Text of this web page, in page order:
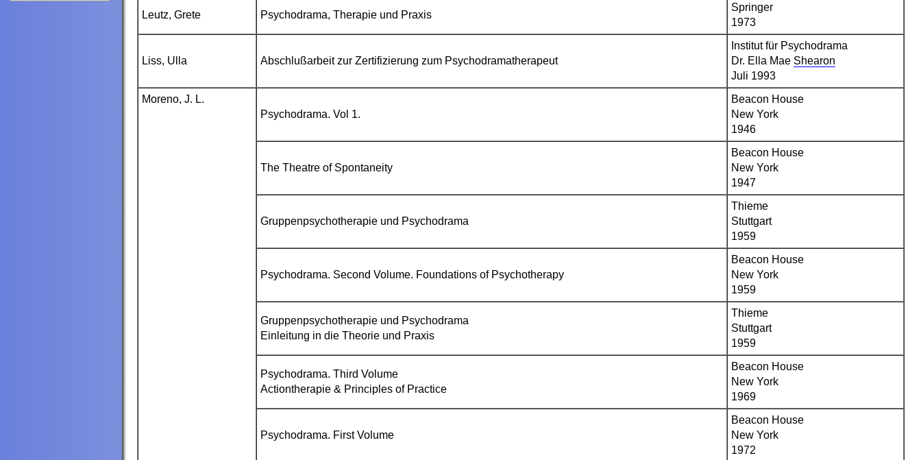
Leutz, Grete Psychodrama, Therapie und Praxis
Springer
1973
Liss, Ulla Abschlußarbeit zur Zertifizierung zum Psychodramatherapeut
Institut für Psychodrama
Dr. Ella Mae Shearon
Juli 1993
Moreno, J. L.
Psychodrama. Vol 1.
Beacon House
New York
1946
The Theatre of Spontaneity
Beacon House
New York
1947
Gruppenpsychotherapie und Psychodrama
Thieme
Stuttgart
1959
Psychodrama. Second Volume. Foundations of Psychotherapy
Beacon House
New York
1959
Gruppenpsychotherapie und Psychodrama
Einleitung in die Theorie und Praxis
Thieme
Stuttgart
1959
Psychodrama. Third Volume
Actiontherapie & Principles of Practice
Beacon House
New York
1969
Psychodrama. First Volume
Beacon House
New York
1972